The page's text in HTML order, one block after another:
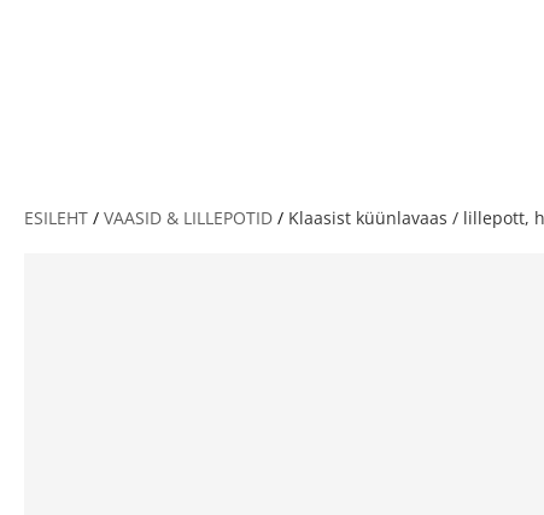
ESILEHT / VAASID & LILLEPOTID / Klaasist küünlavaas / lillepott,